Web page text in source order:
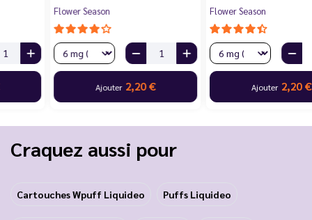
Flower Season
2,20 €
Flower Season
2,20 €
Craquez aussi pour
Cartouches Wpuff Liquideo Puffs Liquideo